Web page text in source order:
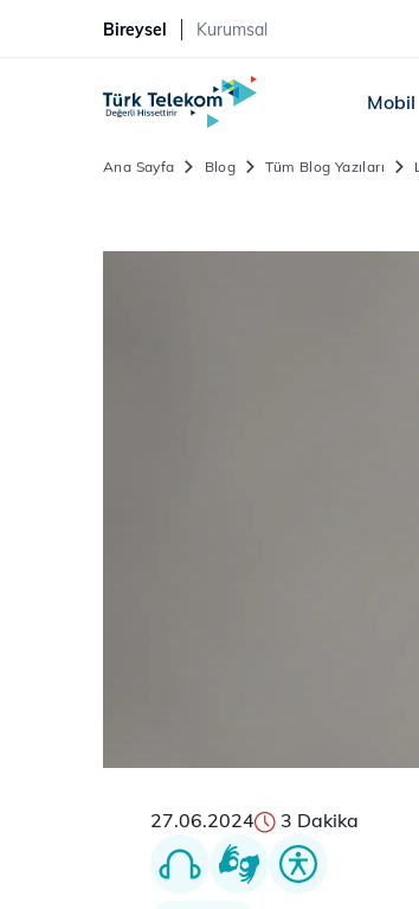
Bireysel Kurumsal
Mobil
Ana Sayfa Blog Tüm Blog Yazıları
27.06.2024 3 Dakika